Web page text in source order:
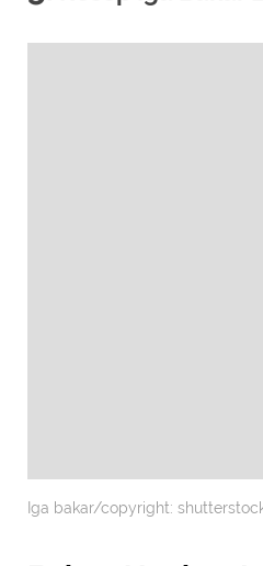
Iga bakar/copyright: